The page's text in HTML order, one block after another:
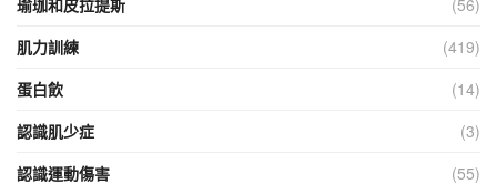
瑜珈和皮拉提斯
(56)
肌力訓練
(419)
蛋白飲
(14)
認識肌少症
(3)
認識運動傷害
(55)